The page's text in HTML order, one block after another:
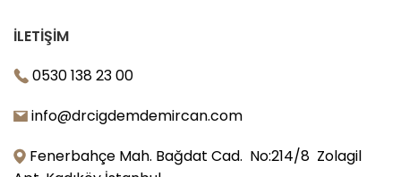
İLETIŞIM
0530 138 23 00
info@drcigdemdemircan.com
Fenerbahçe Mah. Bağdat Cad. No:214/8 Zolagil